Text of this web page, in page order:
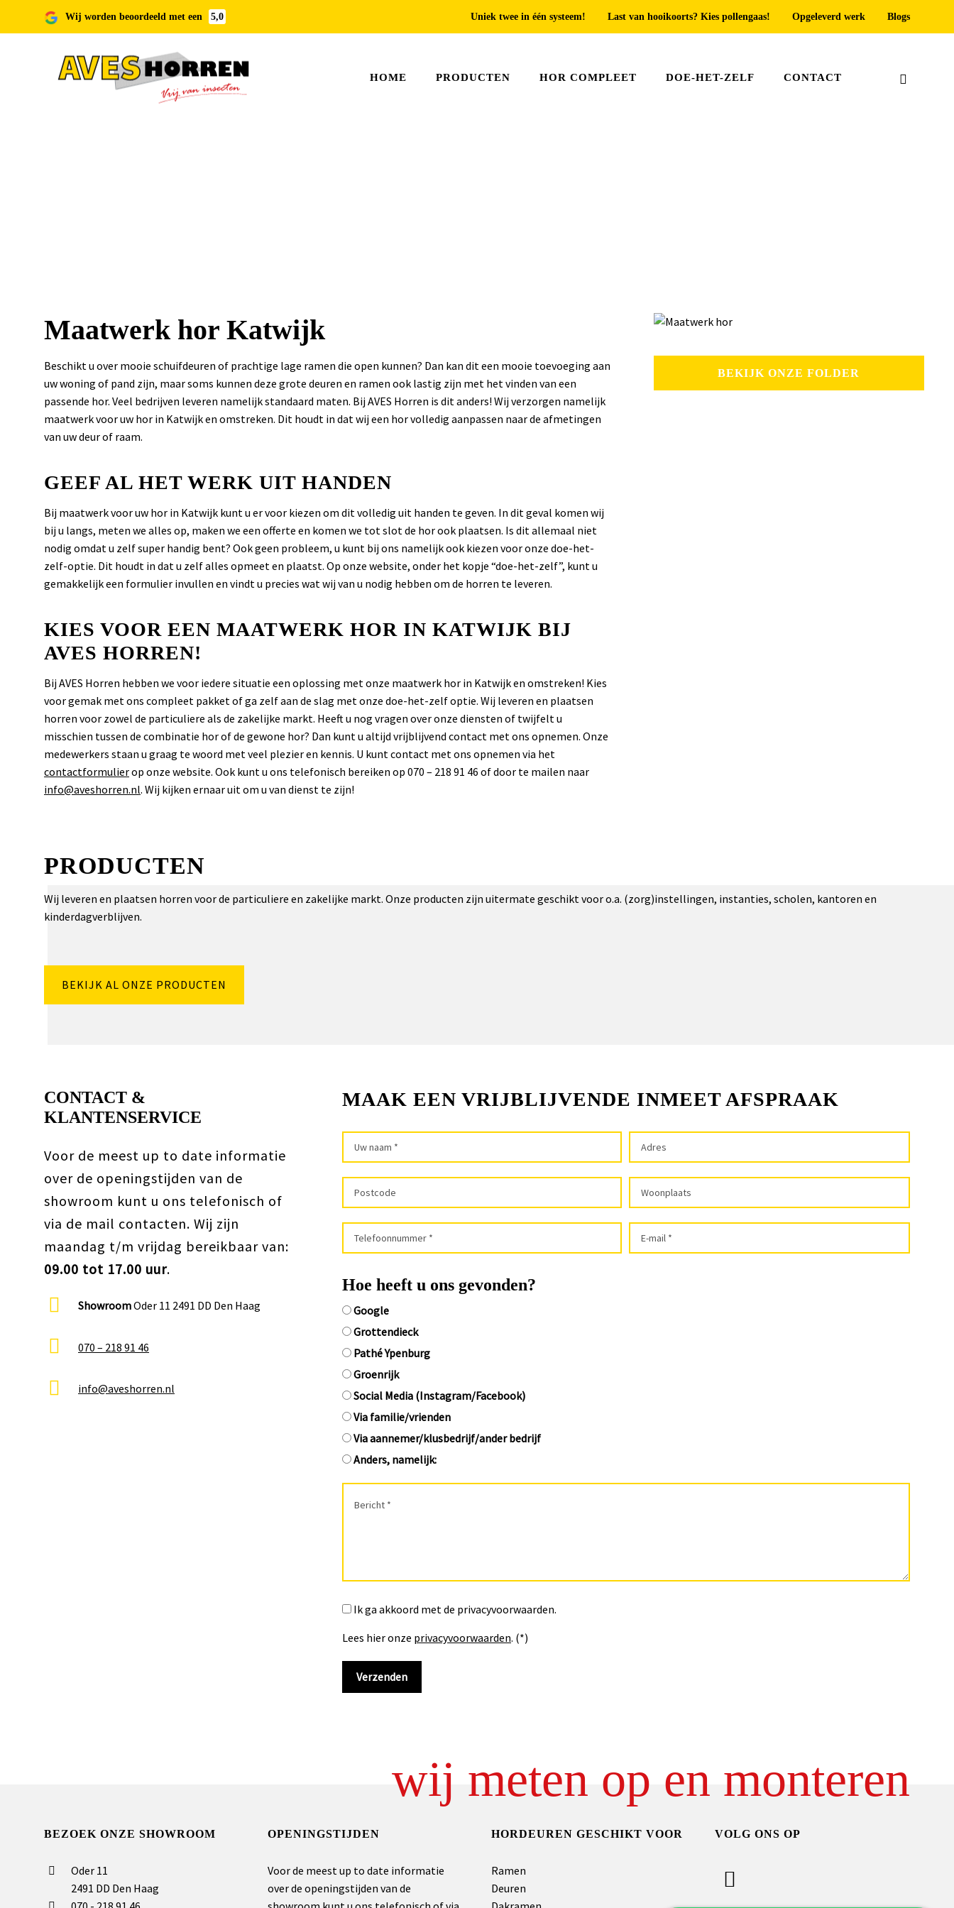
Wij worden beoordeeld met een 5,0 Uniek twee in één systeem! Last van hooikoorts? Kies pollengaas! Opgeleverd werk Blogs
HOME PRODUCTEN HOR COMPLEET DOE-HET-ZELF CONTACT
Maatwerk hor Katwijk
Beschikt u over mooie schuifdeuren of prachtige lage ramen die open kunnen? Dan kan dit een mooie toevoeging aan
uw woning of pand zijn, maar soms kunnen deze grote deuren en ramen ook lastig zijn met het vinden van een
passende hor. Veel bedrijven leveren namelijk standaard maten. Bij AVES Horren is dit anders! Wij verzorgen namelijk
maatwerk voor uw hor in Katwijk en omstreken. Dit houdt in dat wij een hor volledig aanpassen naar de afmetingen
van uw deur of raam.
GEEF AL HET WERK UIT HANDEN
Bij maatwerk voor uw hor in Katwijk kunt u er voor kiezen om dit volledig uit handen te geven. In dit geval komen wij
bij u langs, meten we alles op, maken we een offerte en komen we tot slot de hor ook plaatsen. Is dit allemaal niet
nodig omdat u zelf super handig bent? Ook geen probleem, u kunt bij ons namelijk ook kiezen voor onze doe-het-
zelf-optie. Dit houdt in dat u zelf alles opmeet en plaatst. Op onze website, onder het kopje “doe-het-zelf”, kunt u
gemakkelijk een formulier invullen en vindt u precies wat wij van u nodig hebben om de horren te leveren.
KIES VOOR EEN MAATWERK HOR IN KATWIJK BIJ
AVES HORREN!
Bij AVES Horren hebben we voor iedere situatie een oplossing met onze maatwerk hor in Katwijk en omstreken! Kies
voor gemak met ons compleet pakket of ga zelf aan de slag met onze doe-het-zelf optie. Wij leveren en plaatsen
horren voor zowel de particuliere als de zakelijke markt. Heeft u nog vragen over onze diensten of twijfelt u
misschien tussen de combinatie hor of de gewone hor? Dan kunt u altijd vrijblijvend contact met ons opnemen. Onze
medewerkers staan u graag te woord met veel plezier en kennis. U kunt contact met ons opnemen via het
contactformulierop onze website. Ook kunt u ons telefonisch bereiken op 070 – 218 91 46 of door te mailen naar
info@aveshorren.nl. Wij kijken ernaar uit om u van dienst te zijn!
BEKIJK ONZE FOLDER
PRODUCTEN
Wij leveren en plaatsen horren voor de particuliere en zakelijke markt. Onze producten zijn uitermate geschikt voor o.a. (zorg)instellingen, instanties, scholen, kantoren en
kinderdagverblijven.
BEKIJK AL ONZE PRODUCTEN
CONTACT &
KLANTENSERVICE
Voor de meest up to date informatie
over de openingstijden van de
showroom kunt u ons telefonisch of
via de mail contacten. Wij zijn
maandag t/m vrijdag bereikbaar van:
09.00 tot 17.00 uur.
ShowroomOder 11 2491 DD Den Haag
070 – 218 91 46
info@aveshorren.nl
MAAK EEN VRIJBLIJVENDE INMEET AFSPRAAK
Hoe heeft u ons gevonden?
Google
Grottendieck
Pathé Ypenburg
Groenrijk
Social Media (Instagram/Facebook)
Via familie/vrienden
Via aannemer/klusbedrijf/ander bedrijf
Anders, namelijk:
Ik ga akkoord met de privacyvoorwaarden.
Lees hier onze privacyvoorwaarden. (*)
wij meten op en monteren
BEZOEK ONZE SHOWROOM
Oder 11
2491 DD Den Haag
OPENINGSTIJDEN
Voor de meest up to date informatie
over de openingstijden van de
HORDEUREN GESCHIKT VOOR
Ramen
Deuren
VOLG ONS OP